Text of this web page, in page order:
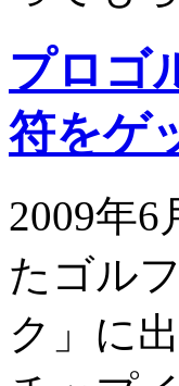
プロゴ
符をゲ
2009年
たゴル
ク」に